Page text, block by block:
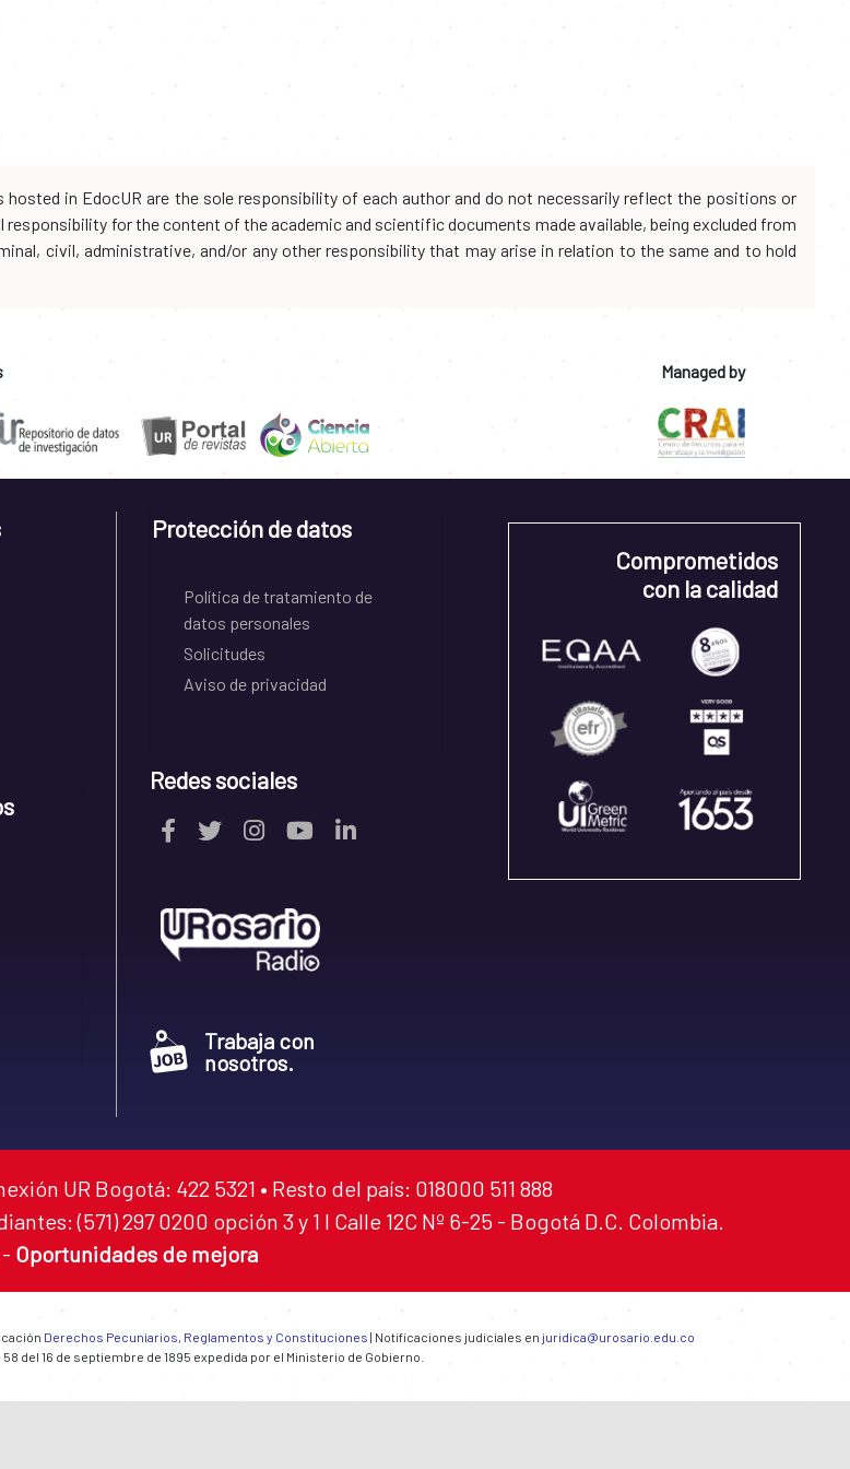
in EdocUR are the sole responsibility of each author and do not necessarily reflect the positions or
for the content of the academic and scientific documents made available, being excluded from
civil, administrative, and/or any other responsibility that may arise in relation to the same and to hold
Managed by
Protección de datos
Política de tratamiento de
datos personales
Solicitudes
Aviso de privacidad
Redes sociales
Trabaja con
nosotros.
Comprometidos
con la calidad
UR Bogotá: 422 5321 • Resto del país: 018000 511 888
(571) 297 0200 opción 3 y 1 I Calle 12C Nº 6-25 - Bogotá D.C. Colombia.
- Oportunidades de mejora
Derechos Pecuniarios, Reglamentos y Constituciones | Notificaciones judiciales en juridica@urosario.edu.co
del 16 de septiembre de 1895 expedida por el Ministerio de Gobierno.